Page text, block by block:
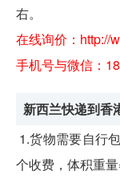
右。
在线询价： http://
手机号与微信：
新西兰快递到香
1.货物需要自行
个收费，体积重